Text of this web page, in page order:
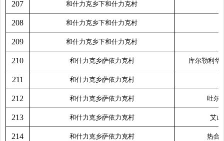
207 和什力克乡下和什力克村
208 和什力克乡下和什力克村
209 和什力克乡下和什力克村
210 和什力克乡萨依力克村 库尔勒利华
211 和什力克乡萨依力克村
212 和什力克乡萨依力克村 吐尔
213 和什力克乡萨依力克村 艾山
214 和什力克乡萨依力克村 热合